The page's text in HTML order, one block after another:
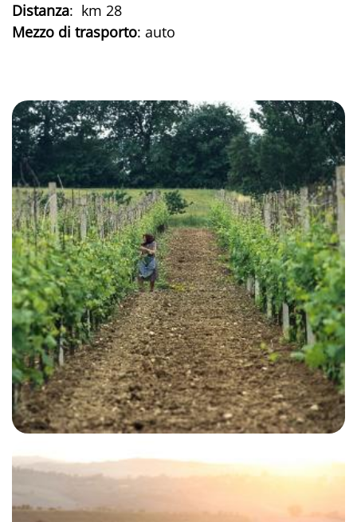
Distanza: km 28
Mezzo di trasporto: auto